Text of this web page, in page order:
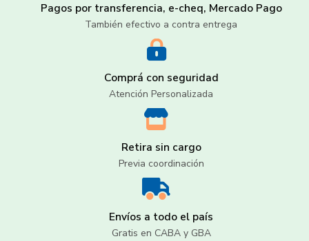
Pagos por transferencia, e-cheq, Mercado Pago
También efectivo a contra entrega
Comprá con seguridad
Atención Personalizada
Retira sin cargo
Previa coordinación
Envíos a todo el país
Gratis en CABA y GBA